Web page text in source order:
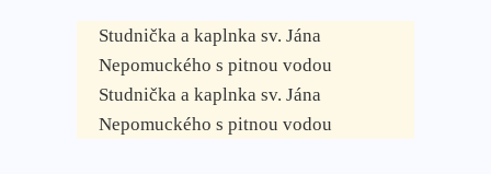
Studnička a kaplnka sv. Jána
Nepomuckého s pitnou vodou
Studnička a kaplnka sv. Jána
Nepomuckého s pitnou vodou